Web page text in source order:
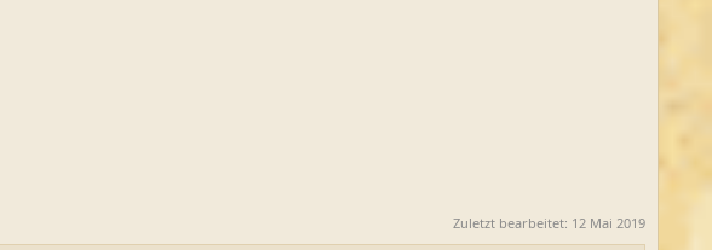
Zuletzt bearbeitet: 12 Mai 2019